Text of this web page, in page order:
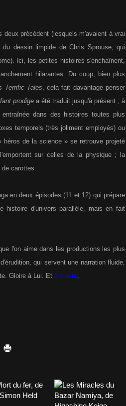
précédent (lesquels m'avaient à vrai
dessin limpide de Chris Sprouse, qui
Ici, les petites histoires s'enchaînent,
hilarantes. Du coup, bien plus
Terrific Tales, cela fait davantage penser
prodigea été traduit jusqu'à présent ; à
dans des histoires toutes plus
temporels (très joliment employés) ou
héros de la science » se retrouve projeté
sur celles de la physique ; la
de carottes.
en deux épisodes (11 et 12) qui prépare
histoire d'univers parallèle, mais en fait
l'on aime dans les productions les plus
qui servent une narration fluide,
Gloire à Lui. Et à suivre.